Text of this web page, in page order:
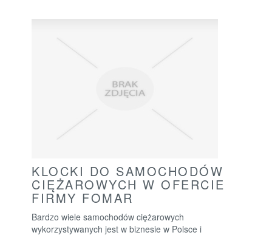
KLOCKI DO SAMOCHODÓW
CIĘŻAROWYCH W OFERCIE
FIRMY FOMAR
Bardzo wiele samochodów ciężarowych
wykorzystywanych jest w biznesie w Polsce i